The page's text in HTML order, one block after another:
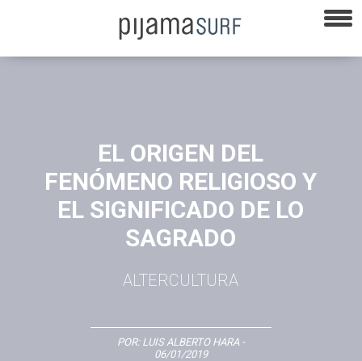
EL ORIGEN DEL
FENÓMENO RELIGIOSO Y
EL SIGNIFICADO DE LO
SAGRADO
ALTERCULTURA
POR: LUIS ALBERTO HARA-
06/01/2019